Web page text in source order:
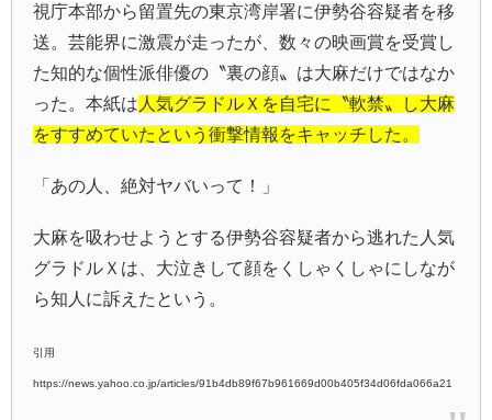
視庁本部から留置先の東京湾岸署に伊勢谷容疑者を移
送。芸能界に激震が走ったが、数々の映画賞を受賞し
た知的な個性派俳優の〝裏の顔〟は大麻だけではなか
った。本紙は 人気グラドルＸを自宅に〝軟禁〟し大麻
をすすめていたという衝撃情報をキャッチした。
「あの人、絶対ヤバいって！」
大麻を吸わせようとする伊勢谷容疑者から逃れた人気
グラドルＸは、大泣きして顔をくしゃくしゃにしなが
ら知人に訴えたという。
引用
https://news.yahoo.co.jp/articles/91b4db89f67b961669d00b405f34d06fda066a21